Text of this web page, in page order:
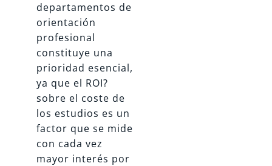
departamentos de
orientación
profesional
constituye una
prioridad esencial,
ya que el ROI?
sobre el coste de
los estudios es un
factor que se mide
con cada vez
mayor interés por